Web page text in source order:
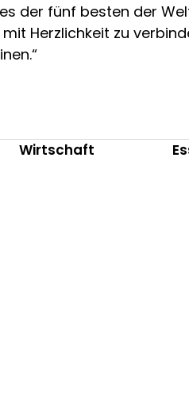
der fünf besten der
Herzlichkeit zu
Wirtschaft